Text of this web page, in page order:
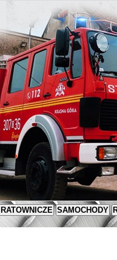
SAMOCHODY